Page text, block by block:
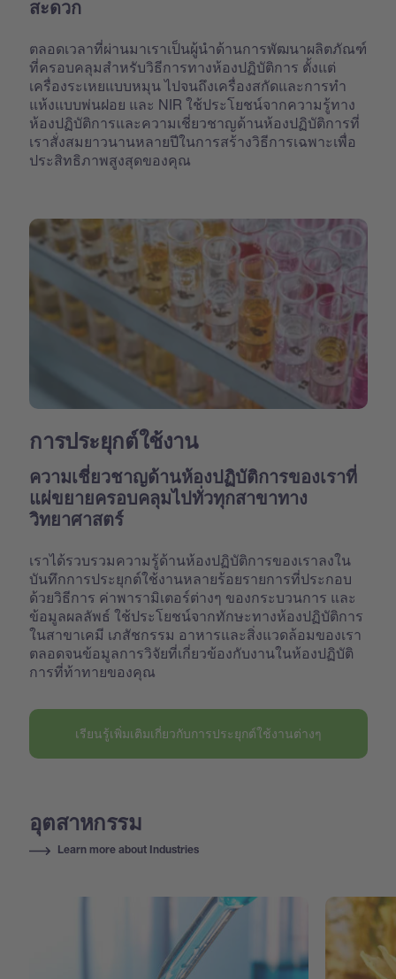
สะดวก
ตลอดเวลาที่ผ่านมาเราเป็นผู้นำด้านการพัฒนาผลิตภัณฑ์
ที่ครอบคลุมสำหรับวิธีการทางห้องปฏิบัติการ ตั้งแต่
เครื่องระเหยแบบหมุน ไปจนถึงเครื่องสกัดและการทำ
แห้งแบบพ่นฝอย และ NIR ใช้ประโยชน์จากความรู้ทาง
ห้องปฏิบัติการและความเชี่ยวชาญด้านห้องปฏิบัติการที่
เราสั่งสมยาวนานหลายปีในการสร้างวิธีการเฉพาะเพื่อ
ประสิทธิภาพสูงสุดของคุณ
การประยุกต์ใช้งาน
ความเชี่ยวชาญด้านห้องปฏิบัติการของเราที่
แผ่ขยายครอบคลุมไปทั่วทุกสาขาทาง
วิทยาศาสตร์
เราได้รวบรวมความรู้ด้านห้องปฏิบัติการของเราลงใน
บันทึกการประยุกต์ใช้งานหลายร้อยรายการที่ประกอบ
ด้วยวิธีการ ค่าพารามิเตอร์ต่างๆ ของกระบวนการ และ
ข้อมูลผลลัพธ์ ใช้ประโยชน์จากทักษะทางห้องปฏิบัติการ
ในสาขาเคมี เภสัชกรรม อาหารและสิ่งแวดล้อมของเรา
ตลอดจนข้อมูลการวิจัยที่เกี่ยวข้องกับงานในห้องปฏิบัติ
การที่ท้าทายของคุณ
เรียนรู้เพิ่มเติมเกี่ยวกับการประยุกต์ใช้งานต่างๆ
อุตสาหกรรม
Learn more about Industries